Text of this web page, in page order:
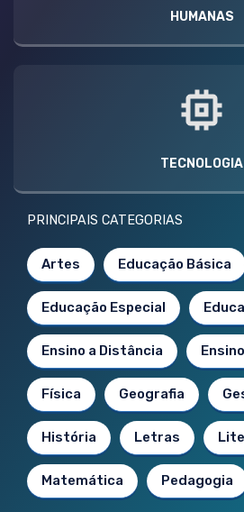
HUMANAS
TECNOLOGIA
PRINCIPAIS CATEGORIAS
Artes Educação Básica
Educação Especial
Ensino a Distância
Física Geografia
História Letras
Matemática Pedagogia